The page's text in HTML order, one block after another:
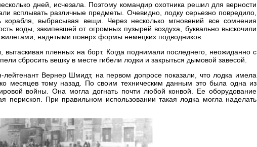
дней, исчезала. Поэтому командир охотника решил для верности
всплывать различные предметы. Очевидно, лодку серьезно повредило,
выбрасывая вещи. Через несколько мгновений все сомнения
воды, закипевшей от огромных пузырей воздуха, буквально выскочили
надетыми поверх формы немецких подводников.
пленных на борт. Когда поднимали последнего, неожиданно с
сбросить вешку в месте гибели лодки и закрыться дымовой завесой.
Вернер Шмидт, на первом допросе показали, что лодка имела
месяцев тому назад. По своим техническим данным это была одна из
войны. Она могла догнать почти любой конвой. Ее оборудование
перископ. При правильном использовании такая лодка могла наделать